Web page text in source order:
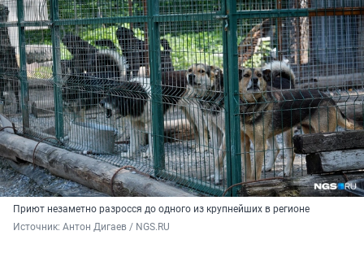
Приют незаметно разросся до одного из крупнейших в регионе
Источник: Антон Дигаев / NGS.RU